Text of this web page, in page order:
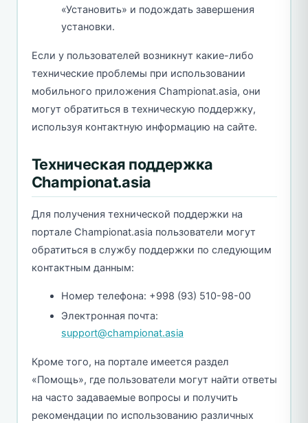
«Установить» и подождать завершения
установки.
Если у пользователей возникнут какие-либо
технические проблемы при использовании
мобильного приложения Championat.asia, они
могут обратиться в техническую поддержку,
используя контактную информацию на сайте.
Техническая поддержка
Championat.asia
Для получения технической поддержки на
портале Championat.asia пользователи могут
обратиться в службу поддержки по следующим
контактным данным:
Номер телефона: +998 (93) 510-98-00
Электронная почта:
support@championat.asia
Кроме того, на портале имеется раздел
«Помощь», где пользователи могут найти ответы
на часто задаваемые вопросы и получить
рекомендации по использованию различных